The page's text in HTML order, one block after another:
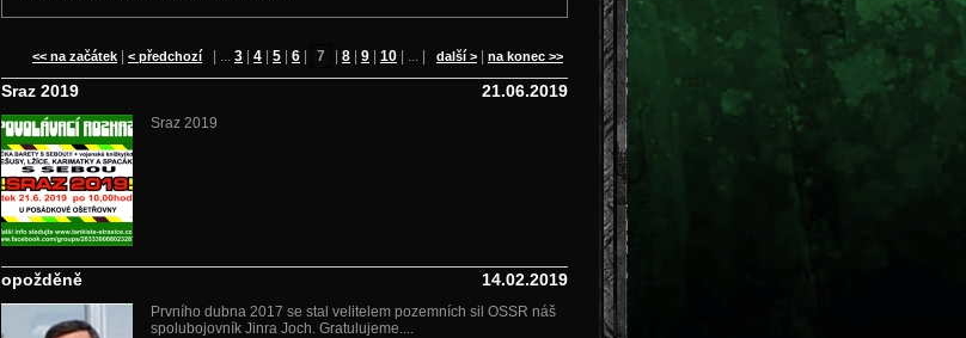
<< na začátek < předchozí | ... 3 4 5 6 7 8 9 10 | ... | další > na konec >>
21.06.2019
Sraz 2019
Sraz 2019
14.02.2019
opožděně
Prvního dubna 2017 se stal velitelem pozemních sil OSSR náš
spolubojovník Jinra Joch. Gratulujeme....